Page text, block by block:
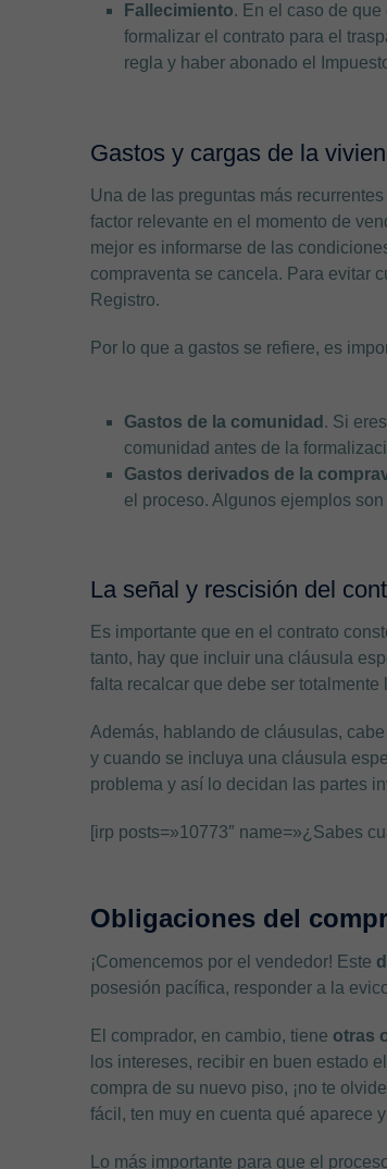
Fallecimiento. En el caso de
formalizar el contrato para el
regla y haber abonado el
Gastos y cargas de la
Una de las preguntas más
factor relevante en el momento de
mejor es informarse de las
compraventa se cancela. Para evitar
Registro.
Por lo que a gastos se refiere, es
Gastos de la comunidad . Si
comunidad antes de la
Gastos derivados de la
el proceso. Algunos ejemplos
La señal y rescisión del
Es importante que en el contrato
tanto, hay que incluir una cláusula
falta recalcar que debe ser totalmente
Además, hablando de cláusulas,
y cuando se incluya una cláusula
problema y así lo decidan las partes
[irp posts=»10773″ name=»¿Sabes
Obligaciones del
¡Comencemos por el vendedor! Este
posesión pacífica, responder a la
El comprador, en cambio, tiene otras
los intereses, recibir en buen estado
compra de su nuevo piso, ¡no te
fácil, ten muy en cuenta qué aparece
Lo más importante para que el